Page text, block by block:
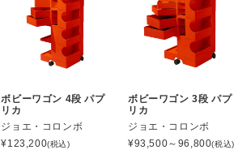
ボビーワゴン 4段 パプ
リカ
ジョエ・コロンボ
¥123,200(税込)
ボビーワゴン 3段 パプ
リカ
ジョエ・コロンボ
¥93,500～96,800(税込)